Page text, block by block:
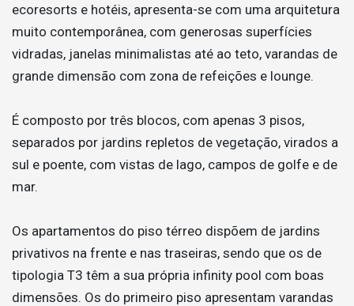
ecoresorts e hotéis, apresenta-se com uma arquitetura
muito contemporânea, com generosas superfícies
vidradas, janelas minimalistas até ao teto, varandas de
grande dimensão com zona de refeições e lounge.
É composto por três blocos, com apenas 3 pisos,
separados por jardins repletos de vegetação, virados a
sul e poente, com vistas de lago, campos de golfe e de
mar.
Os apartamentos do piso térreo dispõem de jardins
privativos na frente e nas traseiras, sendo que os de
tipologia T3 têm a sua própria infinity pool com boas
dimensões. Os do primeiro piso apresentam varandas